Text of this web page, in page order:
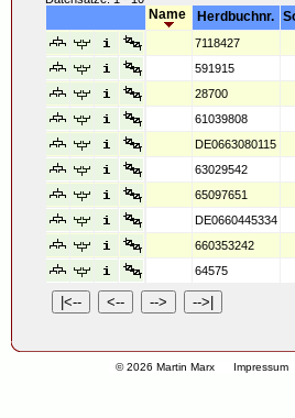
© 2026 Martin Marx Impressum
Name Herdbuchnr.
7118427
591915
28700
61039808
DE0663080115
63029542
65097651
DE0660445334
660353242
64575